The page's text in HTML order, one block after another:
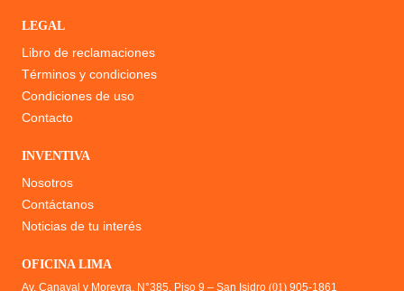
LEGAL
Libro de reclamaciones
Términos y condiciones
Condiciones de uso
Contacto
INVENTIVA
Nosotros
Contáctanos
Noticias de tu interés
OFICINA LIMA
Av. Canaval y Moreyra, N°385, Piso 9 – San Isidro (01) 905-1861